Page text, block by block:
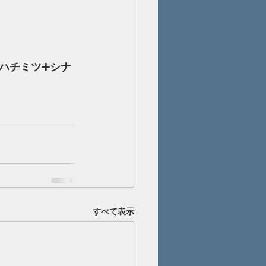
チミツ➕シナ
すべて表示